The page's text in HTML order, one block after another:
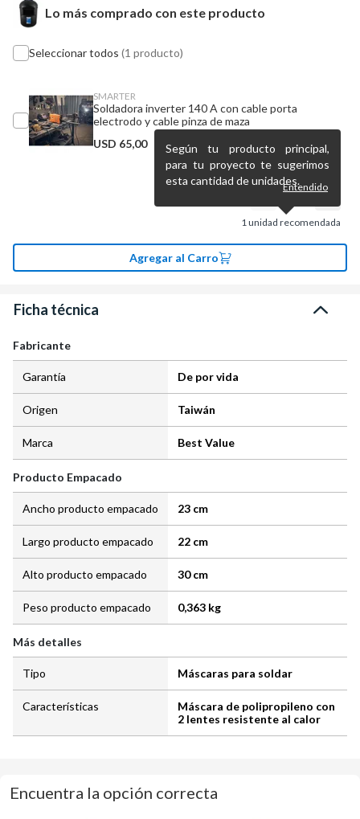
Lo más comprado con este producto
Seleccionar todos (1 producto)
SMARTER
Soldadora inverter 140 A con cable porta
electrodo y cable pinza de maza
USD 65,00
1unidad recomendada
Según tu producto principal,
para tu proyecto te sugerimos
esta cantidad de unidades.Entendido
Agregar al Carro
Ficha técnica
Fabricante
Garantía De por vida
Origen Taiwán
Marca Best Value
Producto Empacado
Ancho producto empacado 23 cm
Largo producto empacado 22 cm
Alto producto empacado 30 cm
Peso producto empacado 0,363 kg
Más detalles
Tipo Máscaras para soldar
Características
Máscara de polipropileno con
2 lentes resistente al calor
Encuentra la opción correcta